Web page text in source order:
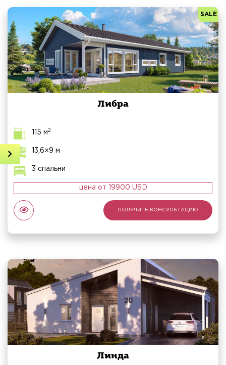
Либра
115 м 2
13,6×9 м
3 спальни
цена от 19900 USD
ПОЛУЧИТЬ КОНСУЛЬТАЦИЮ
Линда
Получить консультацию
Онлайн просчет дома
Наши проекты
Виды домов под ключ